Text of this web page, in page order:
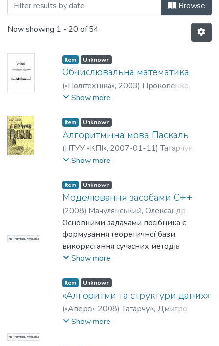
Browse
Now showing 1 - 20 of 54
Item Unknown
Обчислювальна математика
(«Політехніка», 2003) Прокопенко,
Юрій Васильович
Анатолійович
Show more
Item Unknown
Алгоритмічна мова Паскаль
(НТУУ «КПІ», 2007-01-11)Татарчук,
Дмитро Дмитрович
Show more
No Thumbnail Available
Item Unknown
Моделювання засобами С++
(2008) Мачулянський, Олександр
Вікторович;Татарчук, Дмитро
Дмитрович; Електронiки;НТУУ «КПІ»
Основними задачами посібника є
формування теоретичної бази
використання сучасних методів
обробки даних на ЕОМ, а також
використання абстрактних типів даних
для розв’язку інженерних задач.
Посібник складається з двох частин. В
першій частині вивчаються основи
Show more
No Thumbnail Available
Item Unknown
«Алгоритми та структури даних»
(«Аверс», 2008)Татарчук, Дмитро
Дмитрович;Мачулянський, Олександр
Show more